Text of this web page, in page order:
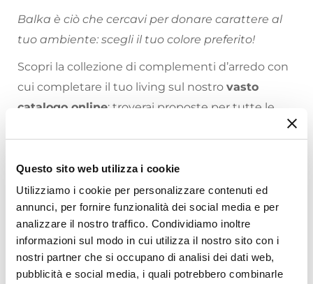
Questo sito web utilizza i cookie
Utilizziamo i cookie per personalizzare contenuti ed
annunci, per fornire funzionalità dei social media e per
analizzare il nostro traffico. Condividiamo inoltre
informazioni sul modo in cui utilizza il nostro sito con i
nostri partner che si occupano di analisi dei dati web,
pubblicità e social media, i quali potrebbero combinarle
Balka è ciò che cercavi per donare carattere al
tuo ambiente: scegli il tuo colore preferito!
Scopri la collezione di complementi d’arredo con
cui completare il tuo living sul nostro vasto
catalogo online: troverai proposte per tutte le
Riepilogo Caratteristiche
Tipologia
Pouf
Serie
Balka